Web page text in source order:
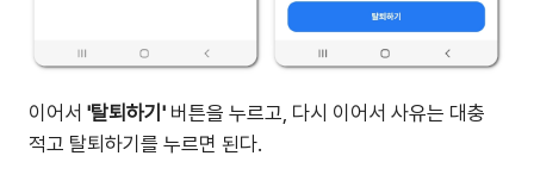
이어서 '탈퇴하기' 버튼을 누르고, 다시 이어서 사유는 대충
적고 탈퇴하기를 누르면 된다.